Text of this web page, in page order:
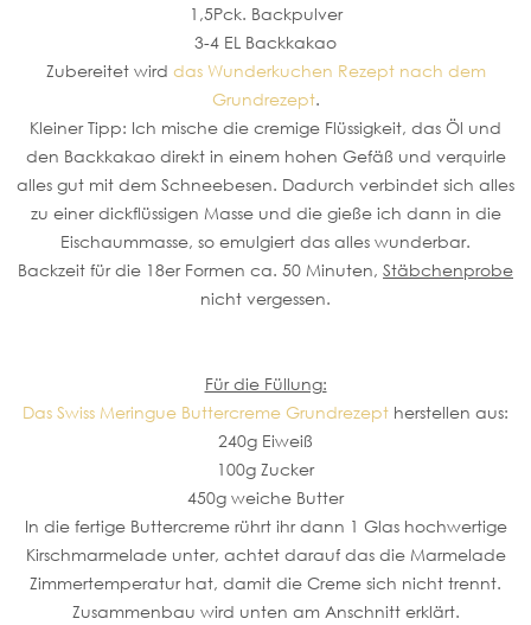
1,5Pck. Backpulver
3-4 EL Backkakao
Zubereitet wird das Wunderkuchen Rezept nach dem
Grundrezept.
Kleiner Tipp: Ich mische die cremige Flüssigkeit, das Öl und
den Backkakao direkt in einem hohen Gefäß und verquirle
alles gut mit dem Schneebesen. Dadurch verbindet sich alles
zu einer dickflüssigen Masse und die gieße ich dann in die
Eischaummasse, so emulgiert das alles wunderbar.
Backzeit für die 18er Formen ca. 50 Minuten, Stäbchenprobe
nicht vergessen.
Für die Füllung:
Das Swiss Meringue Buttercreme Grundrezept herstellen aus:
240g Eiweiß
100g Zucker
450g weiche Butter
In die fertige Buttercreme rührt ihr dann 1 Glas hochwertige
Kirschmarmelade unter, achtet darauf das die Marmelade
Zimmertemperatur hat, damit die Creme sich nicht trennt.
Zusammenbau wird unten am Anschnitt erklärt.